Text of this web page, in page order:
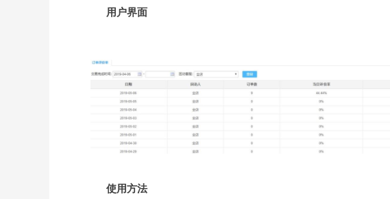
用户界面
使用方法